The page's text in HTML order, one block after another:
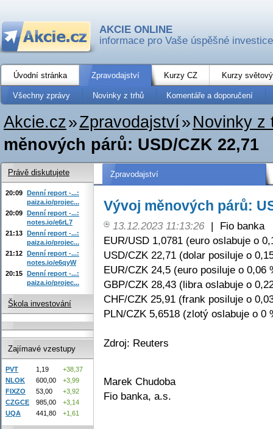
AKCIE ONLINE
informace pro Vaše úspěšné investice
Úvodní stránka Zpravodajství Kurzy CZ Kurzy
Všechny zprávy Novinky z trhů Komentáře a doporučení
Akcie.cz»Zpravodajství» Novinky z
měnových párů: USD/CZK 22,71
Zpravodajství
Vývoj měnových párů:
13.12.2023 11:13:26 |
Fio banka
EUR/USD 1,0781 (euro oslabuje o
USD/CZK 22,71 (dolar posiluje o
EUR/CZK 24,5 (euro posiluje o 0,06
GBP/CZK 28,43 (libra oslabuje o
CHF/CZK 25,91 (frank posiluje o
PLN/CZK 5,6518 (zlotý oslabuje o 0
Zdroj: Reuters
Marek Chudoba
Fio banka, a.s.
Právě diskutujete
20:09 Denní report -...:
paiza.io/projec...
20:09 Denní report -...:
notes.io/e6rL7
21:13 Denní report -...:
paiza.io/projec...
21:12 Denní report -...:
notes.io/e6qyW
20:15 Denní report -...:
paiza.io/projec...
Škola investování
Zajímavé vzestupy
PVT 1,19
+38,37
NLOK
600,00
+3,99
FIXZO
53,00
+3,92
CZGCE
985,00
+3,14
UQA
441,80 +1,61